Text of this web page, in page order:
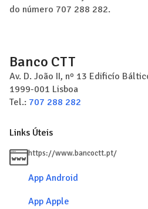
do número 707 288 282.
Banco CTT
Av. D. João II, nº 13 Edificío
1999-001 Lisboa
Tel.: 707 288 282
Links Úteis
https://www.bancoctt.pt/
App Android
App Apple